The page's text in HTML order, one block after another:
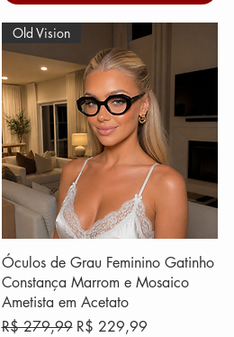
Old Vision
Óculos de Grau Feminino Gatinho
Constança Marrom e Mosaico
Ametista em Acetato
Preço normal
R$ 279,99 Preço promocional
R$ 229,99